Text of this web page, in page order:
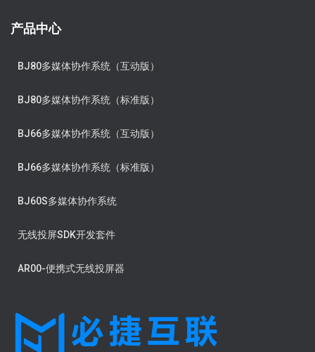
产品中心
BJ80多媒体协作系统（互动版）
BJ80多媒体协作系统（标准版）
BJ66多媒体协作系统（互动版）
BJ66多媒体协作系统（标准版）
BJ60S多媒体协作系统
无线投屏SDK开发套件
AR00-便携式无线投屏器